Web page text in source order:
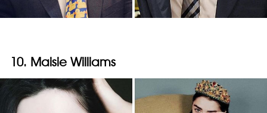
10. Maisie Williams